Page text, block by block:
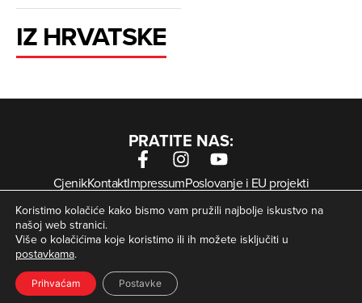
IZ HRVATSKE
PRATITE NAS:
CjenikKontaktImpressumPoslovanje i EU projekti
Arhiva digitalnih novina
Uvjeti korištenjaZaštita privatnosti
Kolačići
© Zagorje International – Sva prava pridržana | Developed
bykrMedia
Koristimo kolačiće kako bismo vam pružili najbolje iskustvo na
našoj web stranici.
Više o kolačićima koje koristimo ili ih možete isključiti u
postavkama.
Prihvaćam Postavke